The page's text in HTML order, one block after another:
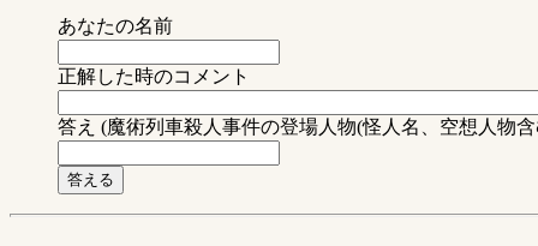
あなたの名前
正解した時のコメント
答え (魔術列車殺人事件の登場人物(怪人名、空想人物